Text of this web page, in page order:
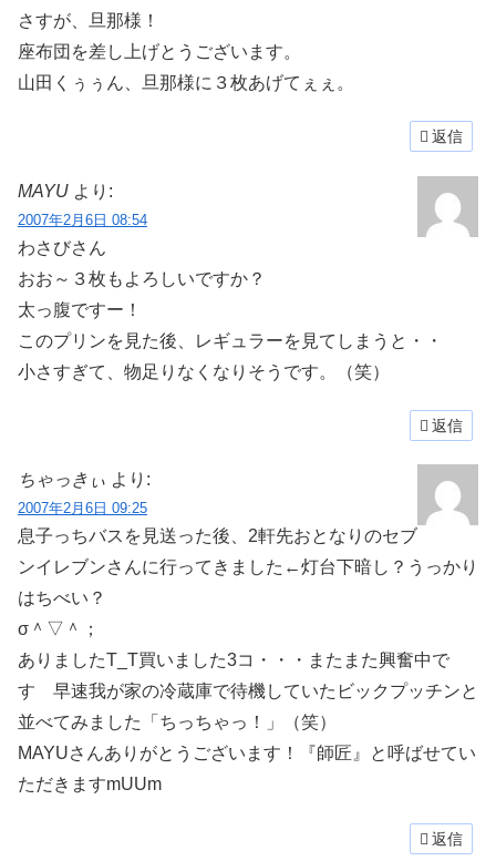
さすが、旦那様！
座布団を差し上げとうございます。
山田くぅぅん、旦那様に３枚あげてぇぇ。
返信
MAYU より:
2007年2月6日 08:54
わさびさん
おお～３枚もよろしいですか？
太っ腹ですー！
このプリンを見た後、レギュラーを見てしまうと・・
小さすぎて、物足りなくなりそうです。（笑）
返信
ちゃっきぃ より:
2007年2月6日 09:25
息子っちバスを見送った後、2軒先おとなりのセブ
ンイレブンさんに行ってきました←灯台下暗し？うっかり
はちべい？
σ＾▽＾；
ありましたT_T買いました3コ・・・またまた興奮中で
す 早速我が家の冷蔵庫で待機していたビックプッチンと
並べてみました「ちっちゃっ！」（笑）
MAYUさんありがとうございます！『師匠』と呼ばせてい
ただきますmUUm
返信